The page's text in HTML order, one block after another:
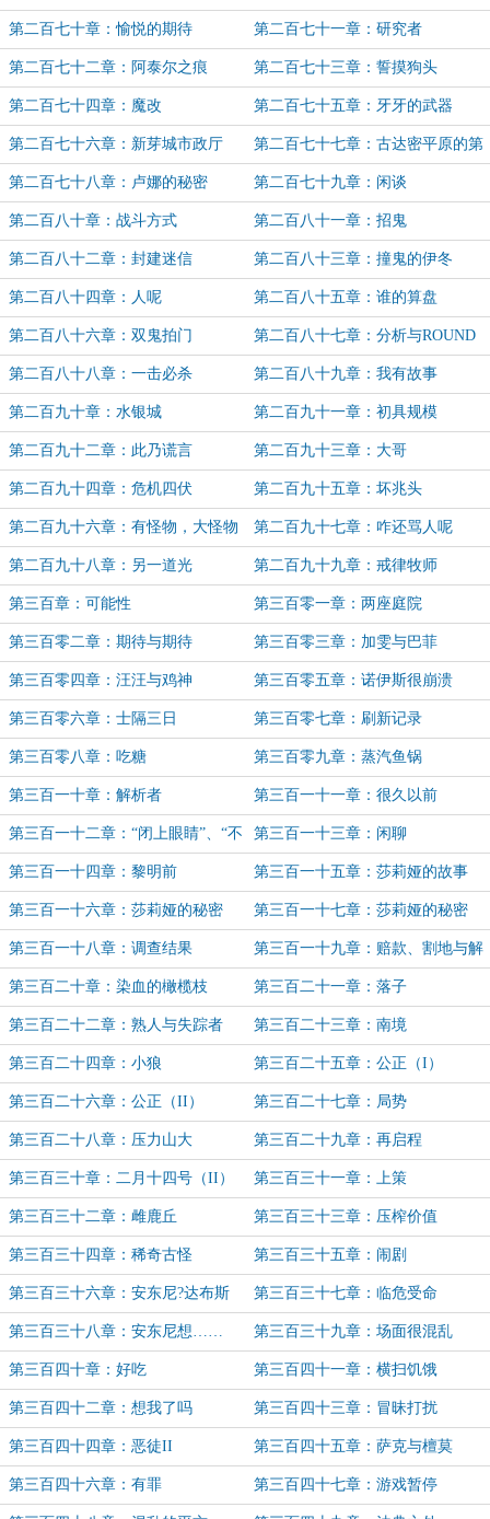
第二百七十章：愉悦的期待 第二百七十一章：研究者
第二百七十二章：阿泰尔之痕 第二百七十三章：誓摸狗头
第二百七十四章：魔改 第二百七十五章：牙牙的武器
第二百七十六章：新芽城市政厅 第二百七十七章：古达密平原的第
一夜
第二百七十八章：卢娜的秘密 第二百七十九章：闲谈
第二百八十章：战斗方式 第二百八十一章：招鬼
第二百八十二章：封建迷信 第二百八十三章：撞鬼的伊冬
第二百八十四章：人呢 第二百八十五章：谁的算盘
第二百八十六章：双鬼拍门 第二百八十七章：分析与ROUND
THREE
第二百八十八章：一击必杀 第二百八十九章：我有故事
第二百九十章：水银城 第二百九十一章：初具规模
第二百九十二章：此乃谎言 第二百九十三章：大哥
第二百九十四章：危机四伏 第二百九十五章：坏兆头
第二百九十六章：有怪物，大怪物 第二百九十七章：咋还骂人呢
第二百九十八章：另一道光 第二百九十九章：戒律牧师
第三百章：可能性 第三百零一章：两座庭院
第三百零二章：期待与期待 第三百零三章：加雯与巴菲
第三百零四章：汪汪与鸡神 第三百零五章：诺伊斯很崩溃
第三百零六章：士隔三日 第三百零七章：刷新记录
第三百零八章：吃糖 第三百零九章：蒸汽鱼锅
第三百一十章：解析者 第三百一十一章：很久以前
第三百一十二章：“闭上眼睛”、“不
要！”
第三百一十三章：闲聊
第三百一十四章：黎明前 第三百一十五章：莎莉娅的故事
第三百一十六章：莎莉娅的秘密 第三百一十七章：莎莉娅的秘密
（II）
第三百一十八章：调查结果 第三百一十九章：赔款、割地与解
禁
第三百二十章：染血的橄榄枝 第三百二十一章：落子
第三百二十二章：熟人与失踪者 第三百二十三章：南境
第三百二十四章：小狼 第三百二十五章：公正（I）
第三百二十六章：公正（II） 第三百二十七章：局势
第三百二十八章：压力山大 第三百二十九章：再启程
第三百三十章：二月十四号（II） 第三百三十一章：上策
第三百三十二章：雌鹿丘 第三百三十三章：压榨价值
第三百三十四章：稀奇古怪 第三百三十五章：闹剧
第三百三十六章：安东尼?达布斯 第三百三十七章：临危受命
第三百三十八章：安东尼想…… 第三百三十九章：场面很混乱
第三百四十章：好吃 第三百四十一章：横扫饥饿
第三百四十二章：想我了吗 第三百四十三章：冒昧打扰
第三百四十四章：恶徒II 第三百四十五章：萨克与檀莫
第三百四十六章：有罪 第三百四十七章：游戏暂停